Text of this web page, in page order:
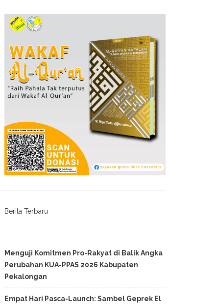
Berita Terbaru
Menguji Komitmen Pro-Rakyat di Balik Angka
Perubahan KUA-PPAS 2026 Kabupaten
Pekalongan
Empat Hari Pasca-Launch: Sambel Geprek El